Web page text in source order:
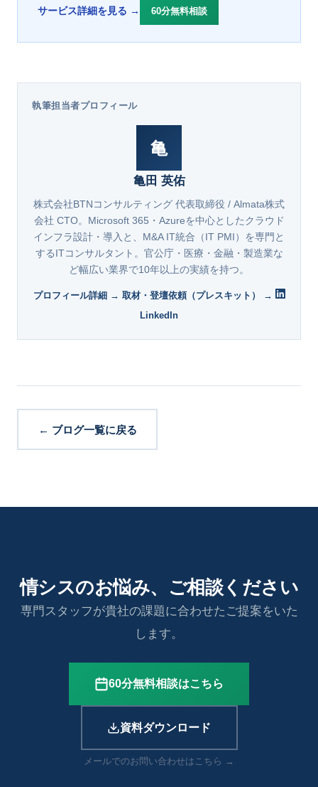
サービス詳細を見る → 60分無料相談
執筆担当者プロフィール
亀
亀田 英佑
株式会社BTNコンサルティング 代表取締役 / Almata株式
会社 CTO。Microsoft 365・Azureを中心としたクラウド
インフラ設計・導入と、M&A IT統合（IT PMI）を専門と
するITコンサルタント。官公庁・医療・金融・製造業な
ど幅広い業界で10年以上の実績を持つ。
プロフィール詳細 → 取材・登壇依頼（プレスキット） →
LinkedIn
← ブログ一覧に戻る
情シスのお悩み、ご相談ください
専門スタッフが貴社の課題に合わせたご提案をいた
します。
60分無料相談はこちら
資料ダウンロード
メールでのお問い合わせはこちら →